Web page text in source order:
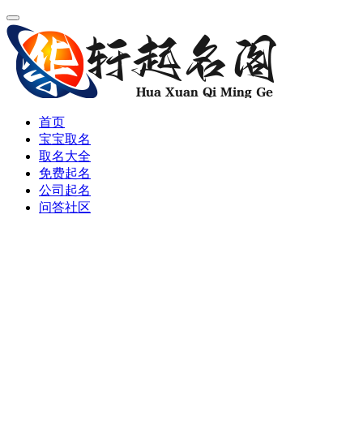
首页
宝宝取名
取名大全
免费起名
公司起名
问答社区